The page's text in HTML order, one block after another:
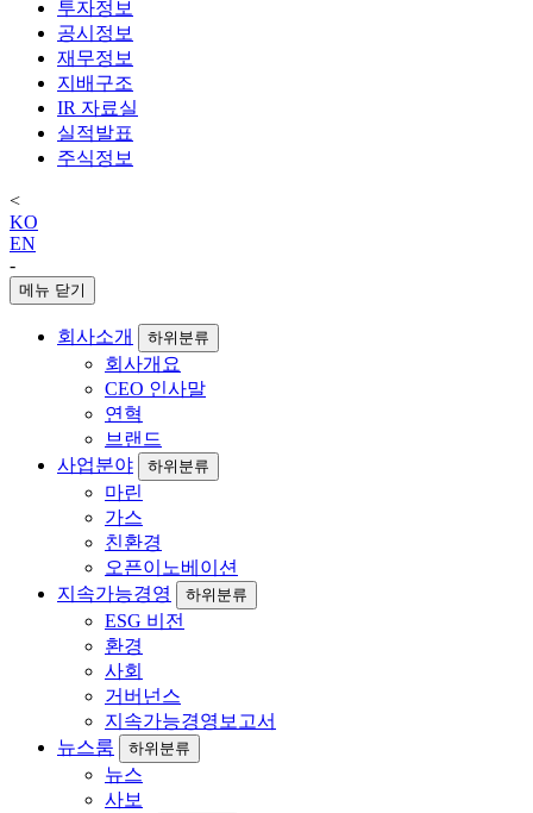
투자정보
공시정보
재무정보
지배구조
IR 자료실
실적발표
주식정보
<
KO
EN
-
메뉴 닫기
회사소개 하위분류
회사개요
CEO 인사말
연혁
브랜드
사업분야
하위분류
마린
가스
친환경
오픈이노베이션
지속가능경영
하위분류
ESG 비전
환경
사회
거버넌스
지속가능경영보고서
뉴스룸
하위분류
뉴스
사보